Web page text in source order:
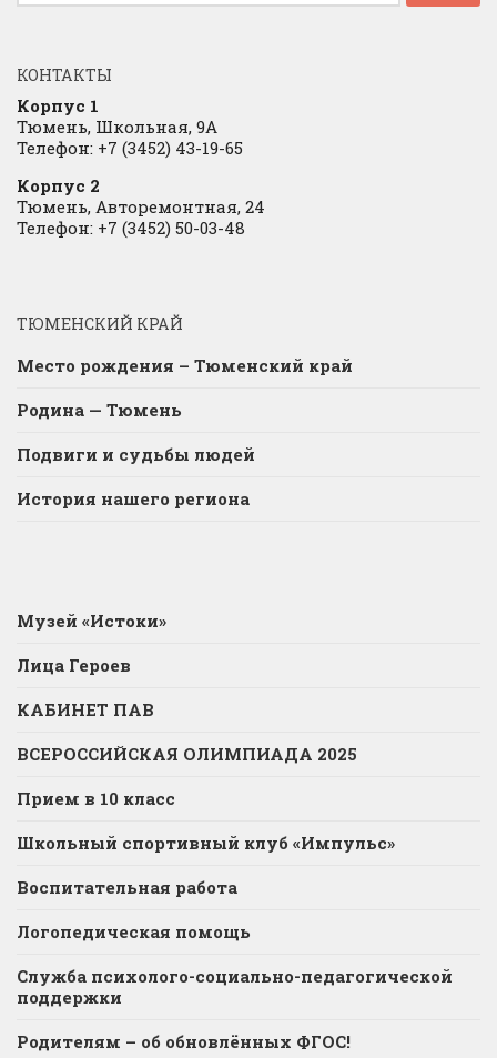
КОНТАКТЫ
Корпус 1
Тюмень, Школьная, 9А
Телефон: +7 (3452) 43-19-65
Корпус 2
Тюмень, Авторемонтная, 24
Телефон: +7 (3452) 50-03-48
ТЮМЕНСКИЙ КРАЙ
Место рождения – Тюменский край
Родина — Тюмень
Подвиги и судьбы людей
История нашего региона
Музей «Истоки»
Лица Героев
КАБИНЕТ ПАВ
ВСЕРОССИЙСКАЯ ОЛИМПИАДА 2025
Прием в 10 класс
Школьный спортивный клуб «Импульс»
Воспитательная работа
Логопедическая помощь
Служба психолого-социально-педагогической
поддержки
Родителям – об обновлённых ФГОС!